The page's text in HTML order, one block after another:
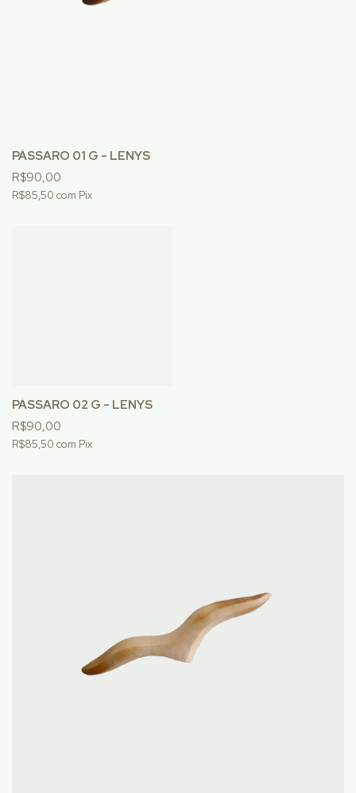
PÁSSARO 01 G - LENYS
R$90,00
R$85,50 com Pix
PÁSSARO 02 G - LENYS
R$90,00
R$85,50 com Pix